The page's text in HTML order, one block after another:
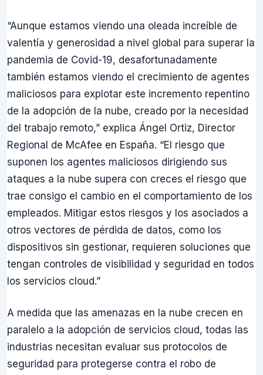
“Aunque estamos viendo una oleada increíble de
valentía y generosidad a nivel global para superar la
pandemia de Covid-19, desafortunadamente
también estamos viendo el crecimiento de agentes
maliciosos para explotar este incremento repentino
de la adopción de la nube, creado por la necesidad
del trabajo remoto,” explica Ángel Ortiz, Director
Regional de McAfee en España. “El riesgo que
suponen los agentes maliciosos dirigiendo sus
ataques a la nube supera con creces el riesgo que
trae consigo el cambio en el comportamiento de los
empleados. Mitigar estos riesgos y los asociados a
otros vectores de pérdida de datos, como los
dispositivos sin gestionar, requieren soluciones que
tengan controles de visibilidad y seguridad en todos
los servicios cloud.”
A medida que las amenazas en la nube crecen en
paralelo a la adopción de servicios cloud, todas las
industrias necesitan evaluar sus protocolos de
seguridad para protegerse contra el robo de